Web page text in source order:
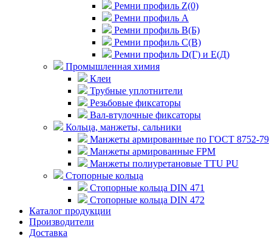
Ремни профиль Z(0)
Ремни профиль А
Ремни профиль В(Б)
Ремни профиль С(В)
Ремни профиль D(Г) и E(Д)
Промышленная химия
Клеи
Трубные уплотнители
Резьбовые фиксаторы
Вал-втулочные фиксаторы
Кольца, манжеты, сальники
Манжеты армированные по ГОСТ 8752-79
Манжеты армированные FPM
Манжеты полиуретановые TTU PU
Стопорные кольца
Стопорные кольца DIN 471
Стопорные кольца DIN 472
Каталог продукции
Производители
Доставка